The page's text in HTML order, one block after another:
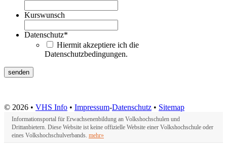
Kurswunsch
Datenschutz*
Hiermit akzeptiere ich die
Datenschutzbedingungen.
© 2026 • VHS Info • Impressum-Datenschutz • Sitemap
Informationsportal für Erwachsenenbildung an Volkshochschulen und
Drittanbietern. Diese Website ist keine offizielle Website einer Volkshochschule oder
eines Volkshochschulverbands. mehr»